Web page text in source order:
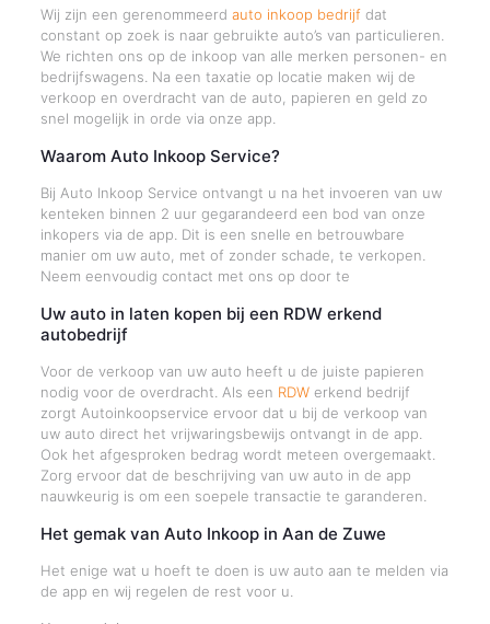
Wij zijn een gerenommeerd auto inkoop bedrijfdat
constant op zoek is naar gebruikte auto’s van particulieren.
We richten ons op de inkoop van alle merken personen- en
bedrijfswagens. Na een taxatie op locatie maken wij de
verkoop en overdracht van de auto, papieren en geld zo
snel mogelijk in orde via onze app.
Waarom Auto Inkoop Service?
Bij Auto Inkoop Service ontvangt u na het invoeren van uw
kenteken binnen 2 uur gegarandeerd een bod van onze
inkopers via de app. Dit is een snelle en betrouwbare
manier om uw auto, met of zonder schade, te verkopen.
Neem eenvoudig contact met ons op door te
Uw auto in laten kopen bij een RDW erkend
autobedrijf
Voor de verkoop van uw auto heeft u de juiste papieren
nodig voor de overdracht. Als een RDWerkend bedrijf
zorgt Autoinkoopservice ervoor dat u bij de verkoop van
uw auto direct het vrijwaringsbewijs ontvangt in de app.
Ook het afgesproken bedrag wordt meteen overgemaakt.
Zorg ervoor dat de beschrijving van uw auto in de app
nauwkeurig is om een soepele transactie te garanderen.
Het gemak van Auto Inkoop in Aan de Zuwe
Het enige wat u hoeft te doen is uw auto aan te melden via
de app en wij regelen de rest voor u.